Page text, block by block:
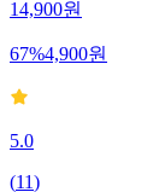
14,900원
67%4,900원
5.0